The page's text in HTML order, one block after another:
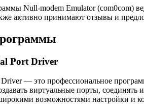
Null-modem Emulator (com0com)
активно принимают отзывы и
Port Driver
— это профессиональное
виртуальные порты,
возможностями настройки и